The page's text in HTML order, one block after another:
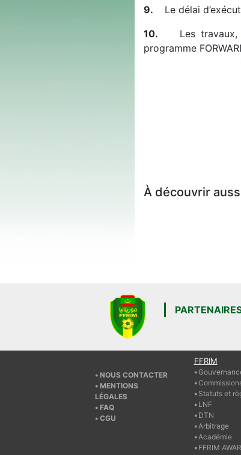
9.
Le délai
10. Les travaux,
programme
À découvrir
NOUS CONTACTER
MENTIONS
LÉGALES
FAQ
CGU
FFRIM
Statuts et
LNF
DTN
Arbitrage
Académie
FFRIM